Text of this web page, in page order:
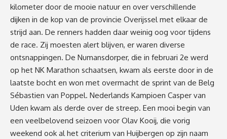
kilometer door de mooie natuur en over verschillende
dijken in de kop van de provincie Overijssel met elkaar de
strijd aan. De renners hadden daar weinig oog voor tijdens
de race. Zij moesten alert blijven, er waren diverse
ontsnappingen. De Numansdorper, die in februari 2e werd
op het NK Marathon schaatsen, kwam als eerste door in de
laatste bocht en won met overmacht de sprint van de Belg
Sébastien van Poppel. Nederlands Kampioen Casper van
Uden kwam als derde over de streep. Een mooi begin van
een veelbelovend seizoen voor Olav Kooij, die vorig
weekend ook al het criterium van Huijbergen op zijn naam